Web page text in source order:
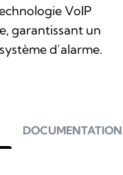
VoIP
garantissant un
d’alarme.
DOCUMENTATION